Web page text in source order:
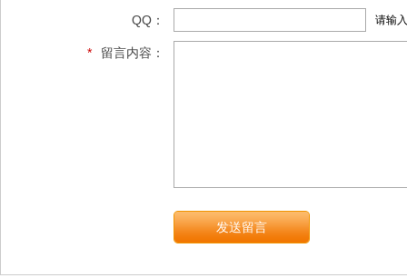
QQ： 请输
* 留言内容：